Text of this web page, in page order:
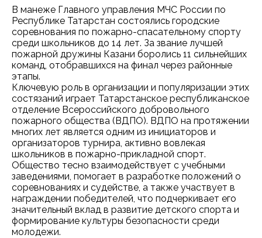
В манеже Главного управления МЧС России по
Республике Татарстан состоялись городские
соревнования по пожарно-спасательному спорту
среди школьников до 14 лет. За звание лучшей
пожарной дружины Казани боролись 11 сильнейших
команд, отобравшихся на финал через районные
этапы.
Ключевую роль в организации и популяризации этих
состязаний играет Татарстанское республиканское
отделение Всероссийского добровольного
пожарного общества (ВДПО). ВДПО на протяжении
многих лет является одним из инициаторов и
организаторов турнира, активно вовлекая
школьников в пожарно-прикладной спорт.
Общество тесно взаимодействует с учебными
заведениями, помогает в разработке положений о
соревнованиях и судействе, а также участвует в
награждении победителей, что подчеркивает его
значительный вклад в развитие детского спорта и
формирование культуры безопасности среди
молодежи.